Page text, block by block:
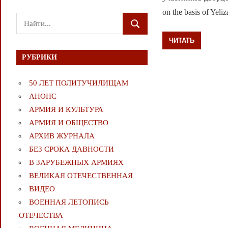
on the basis of
ЧИТАТЬ
Поиск
для:
ПОИСК
РУБРИКИ
50 ЛЕТ ПОЛИТУЧИЛИЩАМ
АНОНС
АРМИЯ И КУЛЬТУРА
АРМИЯ И ОБЩЕСТВО
АРХИВ ЖУРНАЛА
БЕЗ СРОКА ДАВНОСТИ
В ЗАРУБЕЖНЫХ АРМИЯХ
ВЕЛИКАЯ ОТЕЧЕСТВЕННАЯ
ВИДЕО
ВОЕННАЯ ЛЕТОПИСЬ
ОТЕЧЕСТВА